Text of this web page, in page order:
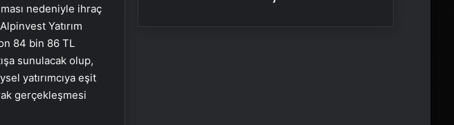
nedeniyle ihraç
Yatırım
84 bin 86 TL
sunulacak olup,
yatırımcıya eşit
gerçekleşmesi